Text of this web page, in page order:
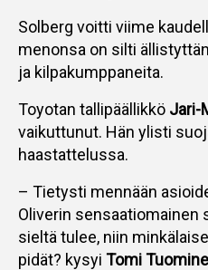
Solberg voitti viime
menonsa on silti
ja kilpakumppaneita.
Toyotan tallipäällikkö Jari-
vaikuttunut. Hän ylisti
haastattelussa.
– Tietysti mennään
Oliverin
sieltä tulee, niin
pidät? kysyi Tomi